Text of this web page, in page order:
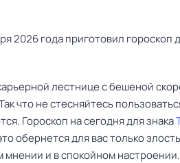
лестнице с бешеной
что не стесняйтесь
Гороскоп на сегодня для знака
обернется для вас только
и в спокойном настроении.